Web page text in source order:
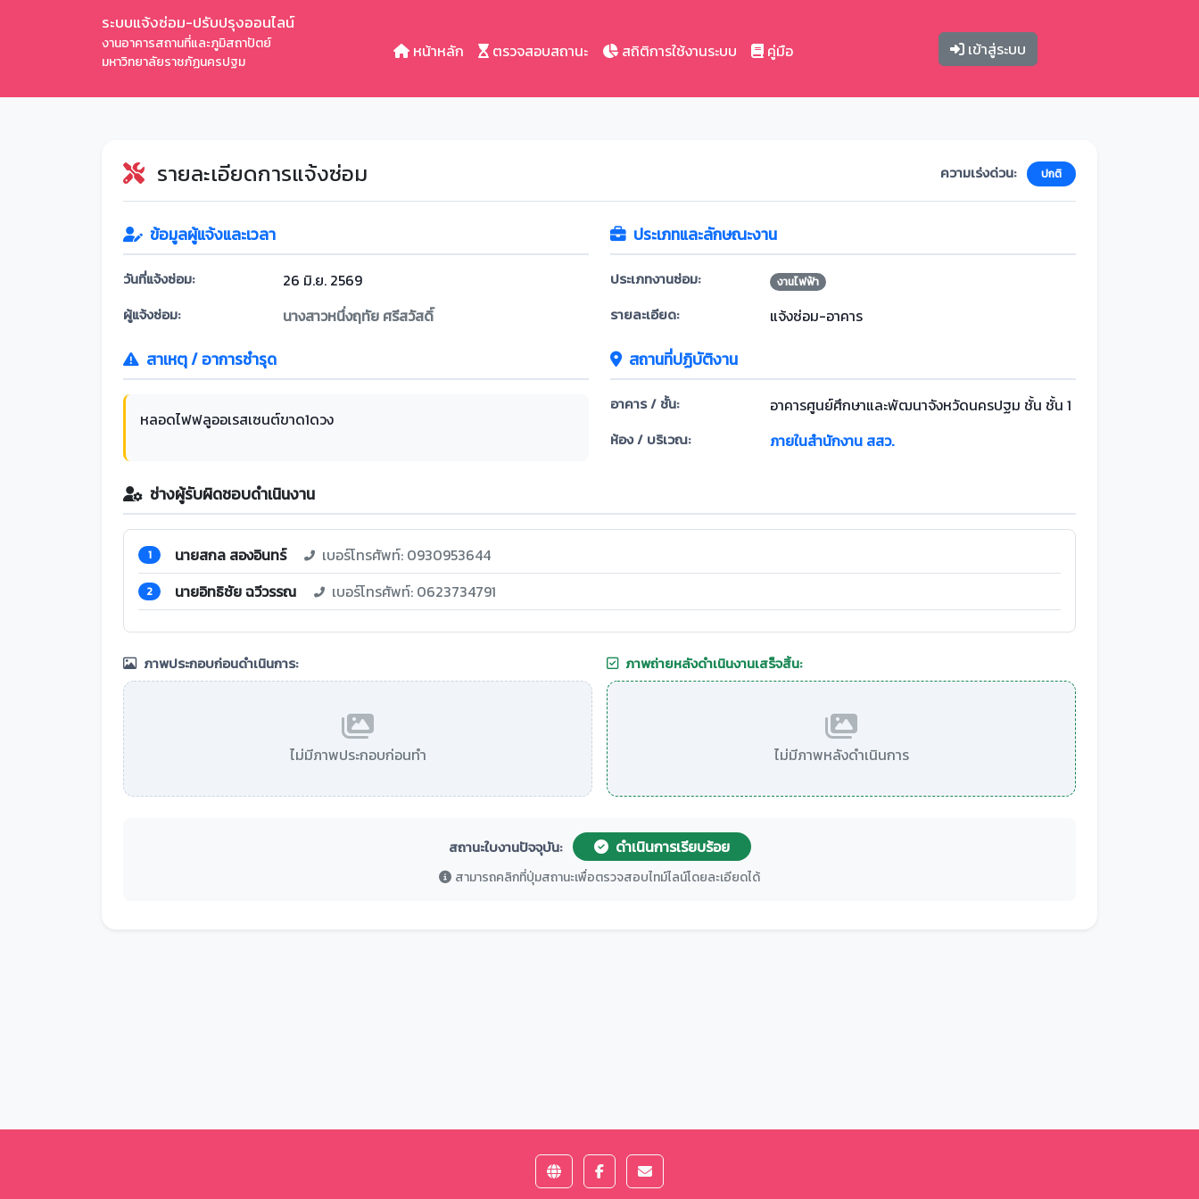
ระบบแจ้งซ่อม-ปรับปรุงออนไลน์
งานอาคารสถานที่และภูมิสถาปัตย์
มหาวิทยาลัยราชภัฏนครปฐม
หน้าหลัก ตรวจสอบสถานะ สถิติการใช้งานระบบ คู่มือ เข้าสู่ระบบ
รายละเอียดการแจ้งซ่อม ความเร่งด่วน: ปกติ
ข้อมูลผู้แจ้งและเวลา
วันที่แจ้งซ่อม: 26 มิ.ย. 2569
ผู้แจ้งซ่อม: นางสาวหนึ่งฤทัย ศรีสวัสดิ์
ประเภทและลักษณะงาน
ประเภทงานซ่อม: งานไฟฟ้า
รายละเอียด: แจ้งซ่อม-อาคาร
สาเหตุ / อาการชำรุด
หลอดไฟฟลูออเรสเซนต์ขาด1ดวง
สถานที่ปฏิบัติงาน
อาคาร / ชั้น: อาคารศูนย์ศึกษาและพัฒนาจังหวัดนครปฐม ชั้น ชั้น 1
ห้อง / บริเวณ: ภายในสำนักงาน สสว.
ช่างผู้รับผิดชอบดำเนินงาน
1 นายสกล สองอินทร์ เบอร์โทรศัพท์: 0930953644
2 นายอิทธิชัย ฉวีวรรณ เบอร์โทรศัพท์: 0623734791
ภาพประกอบก่อนดำเนินการ:
ไม่มีภาพประกอบก่อนทำ
ภาพถ่ายหลังดำเนินงานเสร็จสิ้น:
ไม่มีภาพหลังดำเนินการ
สถานะใบงานปัจจุบัน: ดำเนินการเรียบร้อย
สามารถคลิกที่ปุ่มสถานะเพื่อตรวจสอบไทม์ไลน์โดยละเอียดได้